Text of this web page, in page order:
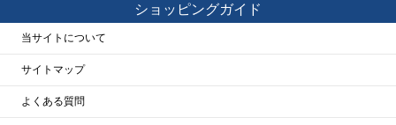
ショッピングガイド
当サイトについて
サイトマップ
よくある質問